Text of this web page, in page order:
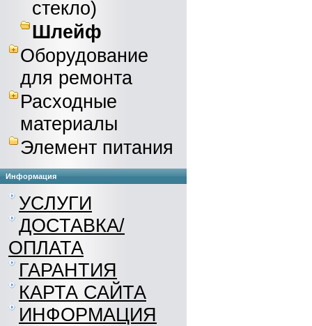
стекло)
Шлейф
Оборудование
для ремонта
Расходные
материалы
Элемент питания
Информация
УСЛУГИ
ДОСТАВКА/
ОПЛАТА
ГАРАНТИЯ
КАРТА САЙТА
ИНФОРМАЦИЯ